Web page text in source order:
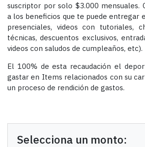
suscriptor por solo $3.000 mensuales.
a los beneficios que te puede entregar
presenciales, videos con tutoriales,
técnicas, descuentos exclusivos,
videos con saludos de cumpleaños, etc).
El 100% de esta recaudación el
gastar en Items relacionados con su
un proceso de rendición de gastos.
Selecciona un monto: